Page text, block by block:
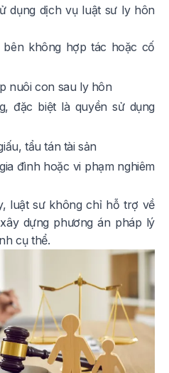
dụng dịch vụ luật sư ly hôn
không hợp tác hoặc cố
nuôi con sau ly hôn
đặc biệt là quyền sử dụng
tẩu tán tài sản
đình hoặc vi phạm nghiêm
luật sư không chỉ hỗ trợ về
dựng phương án pháp lý
cụ thể.